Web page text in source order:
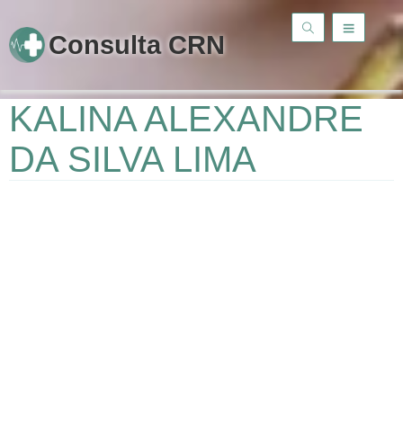
Consulta CRN
KALINA ALEXANDRE
DA SILVA LIMA